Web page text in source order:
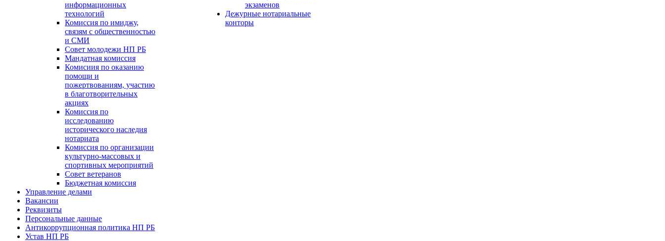
информационных
технологий
Комиссия по имиджу,
связям с общественностью
и СМИ
Совет молодежи НП РБ
Мандатная комиссия
Комисиия по оказанию
помощи и
пожертвованиям, участию
в благотворительных
акциях
Комиссия по
исследованию
исторического наследия
нотариата
Комиссия по организации
культурно-массовых и
спортивных мероприятий
Совет ветеранов
Бюджетная комиссия
Управление делами
Вакансии
Реквизиты
Персональные данные
Антикоррупционная политика НП РБ
Устав НП РБ
экзаменов
Дежурные нотариальные
конторы